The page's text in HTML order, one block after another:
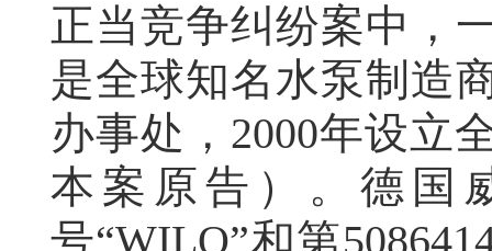
正当竞争纠纷案中，
是全球知名水泵制造
办事处，2000年设立
本案原告）。德国
号“WILO”和第